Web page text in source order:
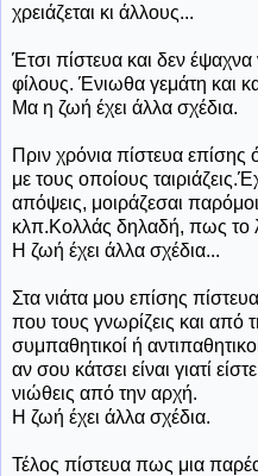
χρειάζεται κι άλλους...
Έτσι πίστευα και δεν έψαχνα
φίλους. Ένιωθα γεμάτη και
Μα η ζωή έχει άλλα σχέδια.
Πριν χρόνια πίστευα επίσης
με τους οποίους
απόψεις, μοιράζεσαι
κλπ.Κολλάς δηλαδή, πως το
Η ζωή έχει άλλα σχέδια...
Στα νιάτα μου επίσης
που τους γνωρίζεις και από
συμπαθητικοί ή
αν σου κάτσει είναι γιατί
νιώθεις από την αρχή.
Η ζωή έχει άλλα σχέδια.
Τέλος πίστευα πως μια παρέα